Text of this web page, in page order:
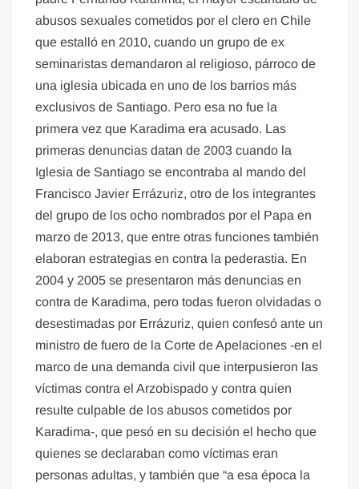
abusos sexuales cometidos por el clero en Chile
que estalló en 2010, cuando un grupo de ex
seminaristas demandaron al religioso, párroco de
una iglesia ubicada en uno de los barrios más
exclusivos de Santiago. Pero esa no fue la
primera vez que Karadima era acusado. Las
primeras denuncias datan de 2003 cuando la
Iglesia de Santiago se encontraba al mando del
Francisco Javier Errázuriz, otro de los integrantes
del grupo de los ocho nombrados por el Papa en
marzo de 2013, que entre otras funciones también
elaboran estrategias en contra la pederastia. En
2004 y 2005 se presentaron más denuncias en
contra de Karadima, pero todas fueron olvidadas o
desestimadas por Errázuriz, quien confesó ante un
ministro de fuero de la Corte de Apelaciones -en el
marco de una demanda civil que interpusieron las
víctimas contra el Arzobispado y contra quien
resulte culpable de los abusos cometidos por
Karadima-, que pesó en su decisión el hecho que
quienes se declaraban como víctimas eran
personas adultas, y también que “a esa época la